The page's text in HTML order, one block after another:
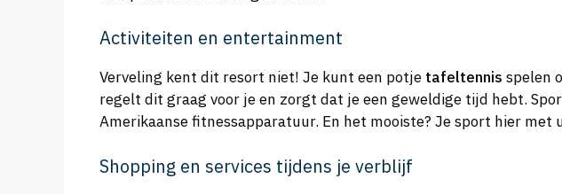
Activiteiten en entertainment
Verveling kent dit resort niet! Je kunt een potje tafeltennis spelen
regelt dit graag voor je en zorgt dat je een geweldige tijd hebt.
Amerikaanse fitnessapparatuur. En het mooiste? Je sport hier
Shopping en services tijdens je verblijf